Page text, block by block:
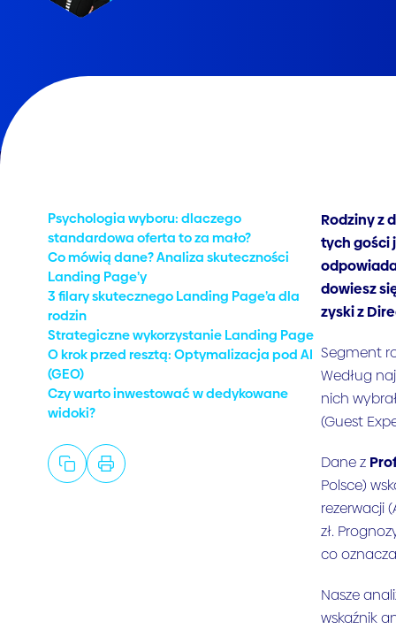
Psychologia wyboru: dlaczego
standardowa oferta to za mało?
Co mówią dane? Analiza skuteczności
Landing Page’y
3 filary skutecznego Landing Page’a dla
rodzin
Strategiczne wykorzystanie Landing Page
O krok przed resztą: Optymalizacja pod AI
(GEO)
Czy warto inwestować w dedykowane
widoki?
Rodziny z
tych gości
dowiesz
zyski z
Segment
Według
nich
(Guest
Dane z
Polsce)
rezerwacji
zł.
co
Nasze
wskaźnik